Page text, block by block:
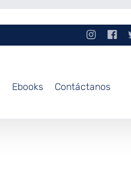
Ebooks Contáctanos